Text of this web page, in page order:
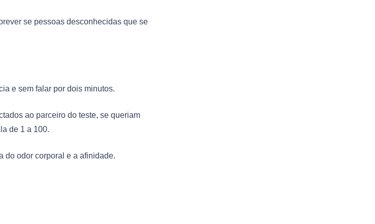
se pessoas desconhecidas que se
e sem falar por dois minutos.
ao parceiro do teste, se queriam
de 1 a 100.
do odor corporal e a afinidade.